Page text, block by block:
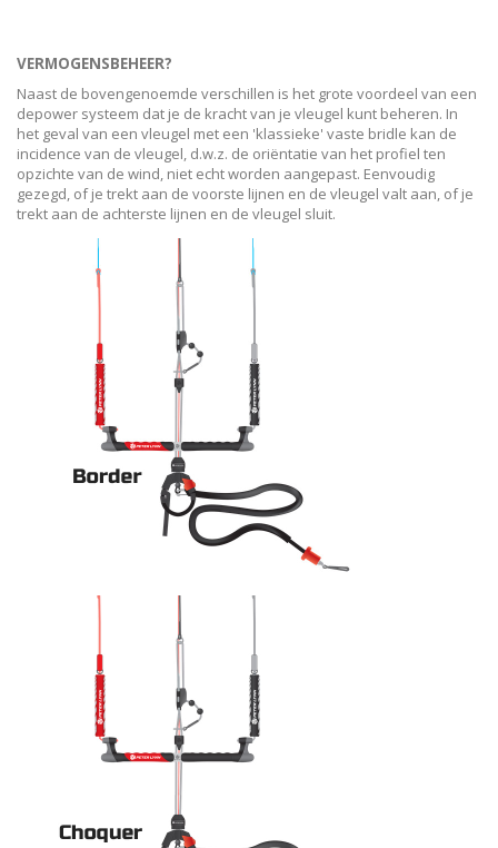
VERMOGENSBEHEER?
Naast de bovengenoemde verschillen is het grote voordeel van een
depower systeem dat je de kracht van je vleugel kunt beheren. In
het geval van een vleugel met een 'klassieke' vaste bridle kan de
incidence van de vleugel, d.w.z. de oriëntatie van het profiel ten
opzichte van de wind, niet echt worden aangepast. Eenvoudig
gezegd, of je trekt aan de voorste lijnen en de vleugel valt aan, of je
trekt aan de achterste lijnen en de vleugel sluit.